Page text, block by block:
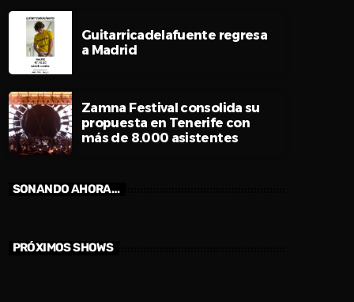
Guitarricadelafuente regresa
a Madrid
Zamna Festival consolida su
propuesta en Tenerife con
más de 8.000 asistentes
SONANDO AHORA…
PRÓXIMOS SHOWS